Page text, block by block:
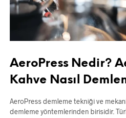
AeroPress Nedir?
Kahve Nasıl
AeroPress demleme tekniği ve
demleme yöntemlerinden birisidir.